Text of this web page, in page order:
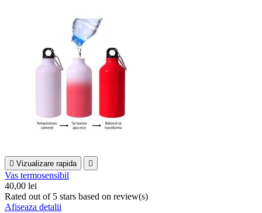
 Vizualizare rapida 
Vas termosensibil
40,00 lei
Rated out of 5 stars based on review(s)
Afiseaza detalii